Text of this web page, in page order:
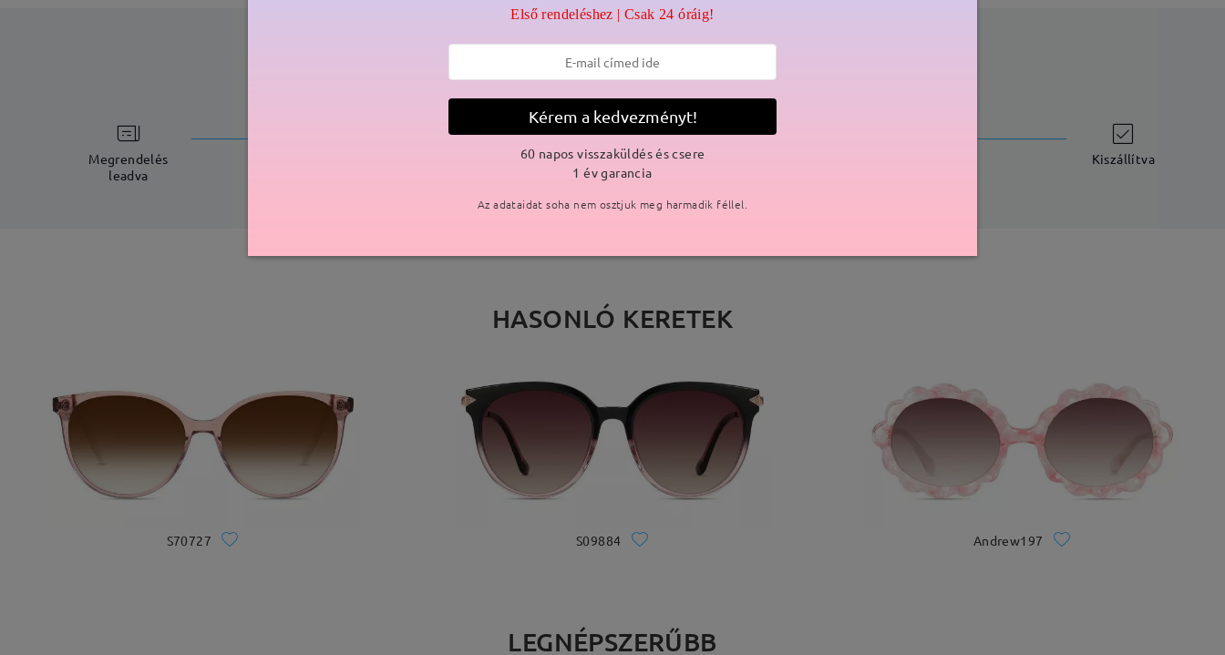
SZÁLLÍTÁS
Megrendelés
leadva
Elküldve Kiszállítva
HASONLÓ KERETEK
S70727 S09884 Andrew197
LEGNÉPSZERŰBB
Első rendeléshez | Csak 24 óráig!
Kérem a kedvezményt!
60 napos visszaküldés és csere
1 év garancia
Az adataidat soha nem osztjuk meg harmadik féllel.